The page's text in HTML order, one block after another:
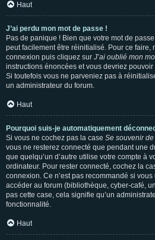
Haut
J’ai perdu mon mot de passe !
Pas de panique ! Bien que votre mot de
peut facilement être réinitialisé. Pour ce faire,
connexion puis cliquez sur J’ai oublié mon
instructions énoncées et vous devriez
Si toutefois vous ne parveniez pas à
un administrateur du forum.
Haut
Pourquoi suis-je automatiquement
Si vous ne cochez pas la case Se souvenir
vous ne resterez connecté que pendant une
que quelqu’un d’autre utilise votre compte à
ordinateur. Pour rester connecté, cochez la
connexion. Ce n’est pas recommandé si
accéder au forum (bibliothèque, cyber-café,
pas cette case, cela signifie qu’un
fonctionnalité.
Haut